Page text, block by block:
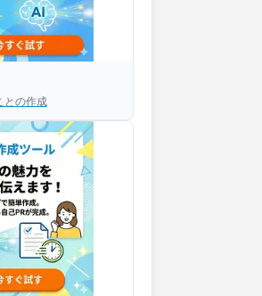
との作成